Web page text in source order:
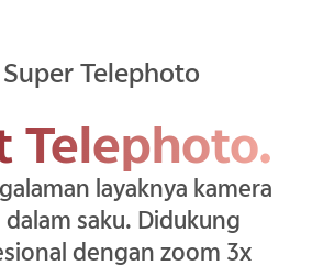
Super Telephoto
Telephoto.
layaknya kamera
saku. Didukung
dengan zoom 3x